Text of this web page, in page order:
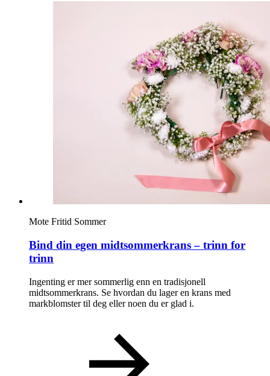
Magasin
Welcome to lompensenteret
Mote Fritid Sommer
Bind din egen midtsommerkrans – trinn for
trinn
Ingenting er mer sommerlig enn en tradisjonell
midtsommerkrans. Se hvordan du lager en krans med
markblomster til deg eller noen du er glad i.